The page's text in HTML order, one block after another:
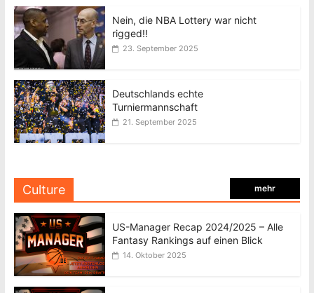
Nein, die NBA Lottery war nicht
rigged!!
23. September 2025
Deutschlands echte
Turniermannschaft
21. September 2025
Culture mehr
US-Manager Recap 2024/2025 – Alle
Fantasy Rankings auf einen Blick
14. Oktober 2025